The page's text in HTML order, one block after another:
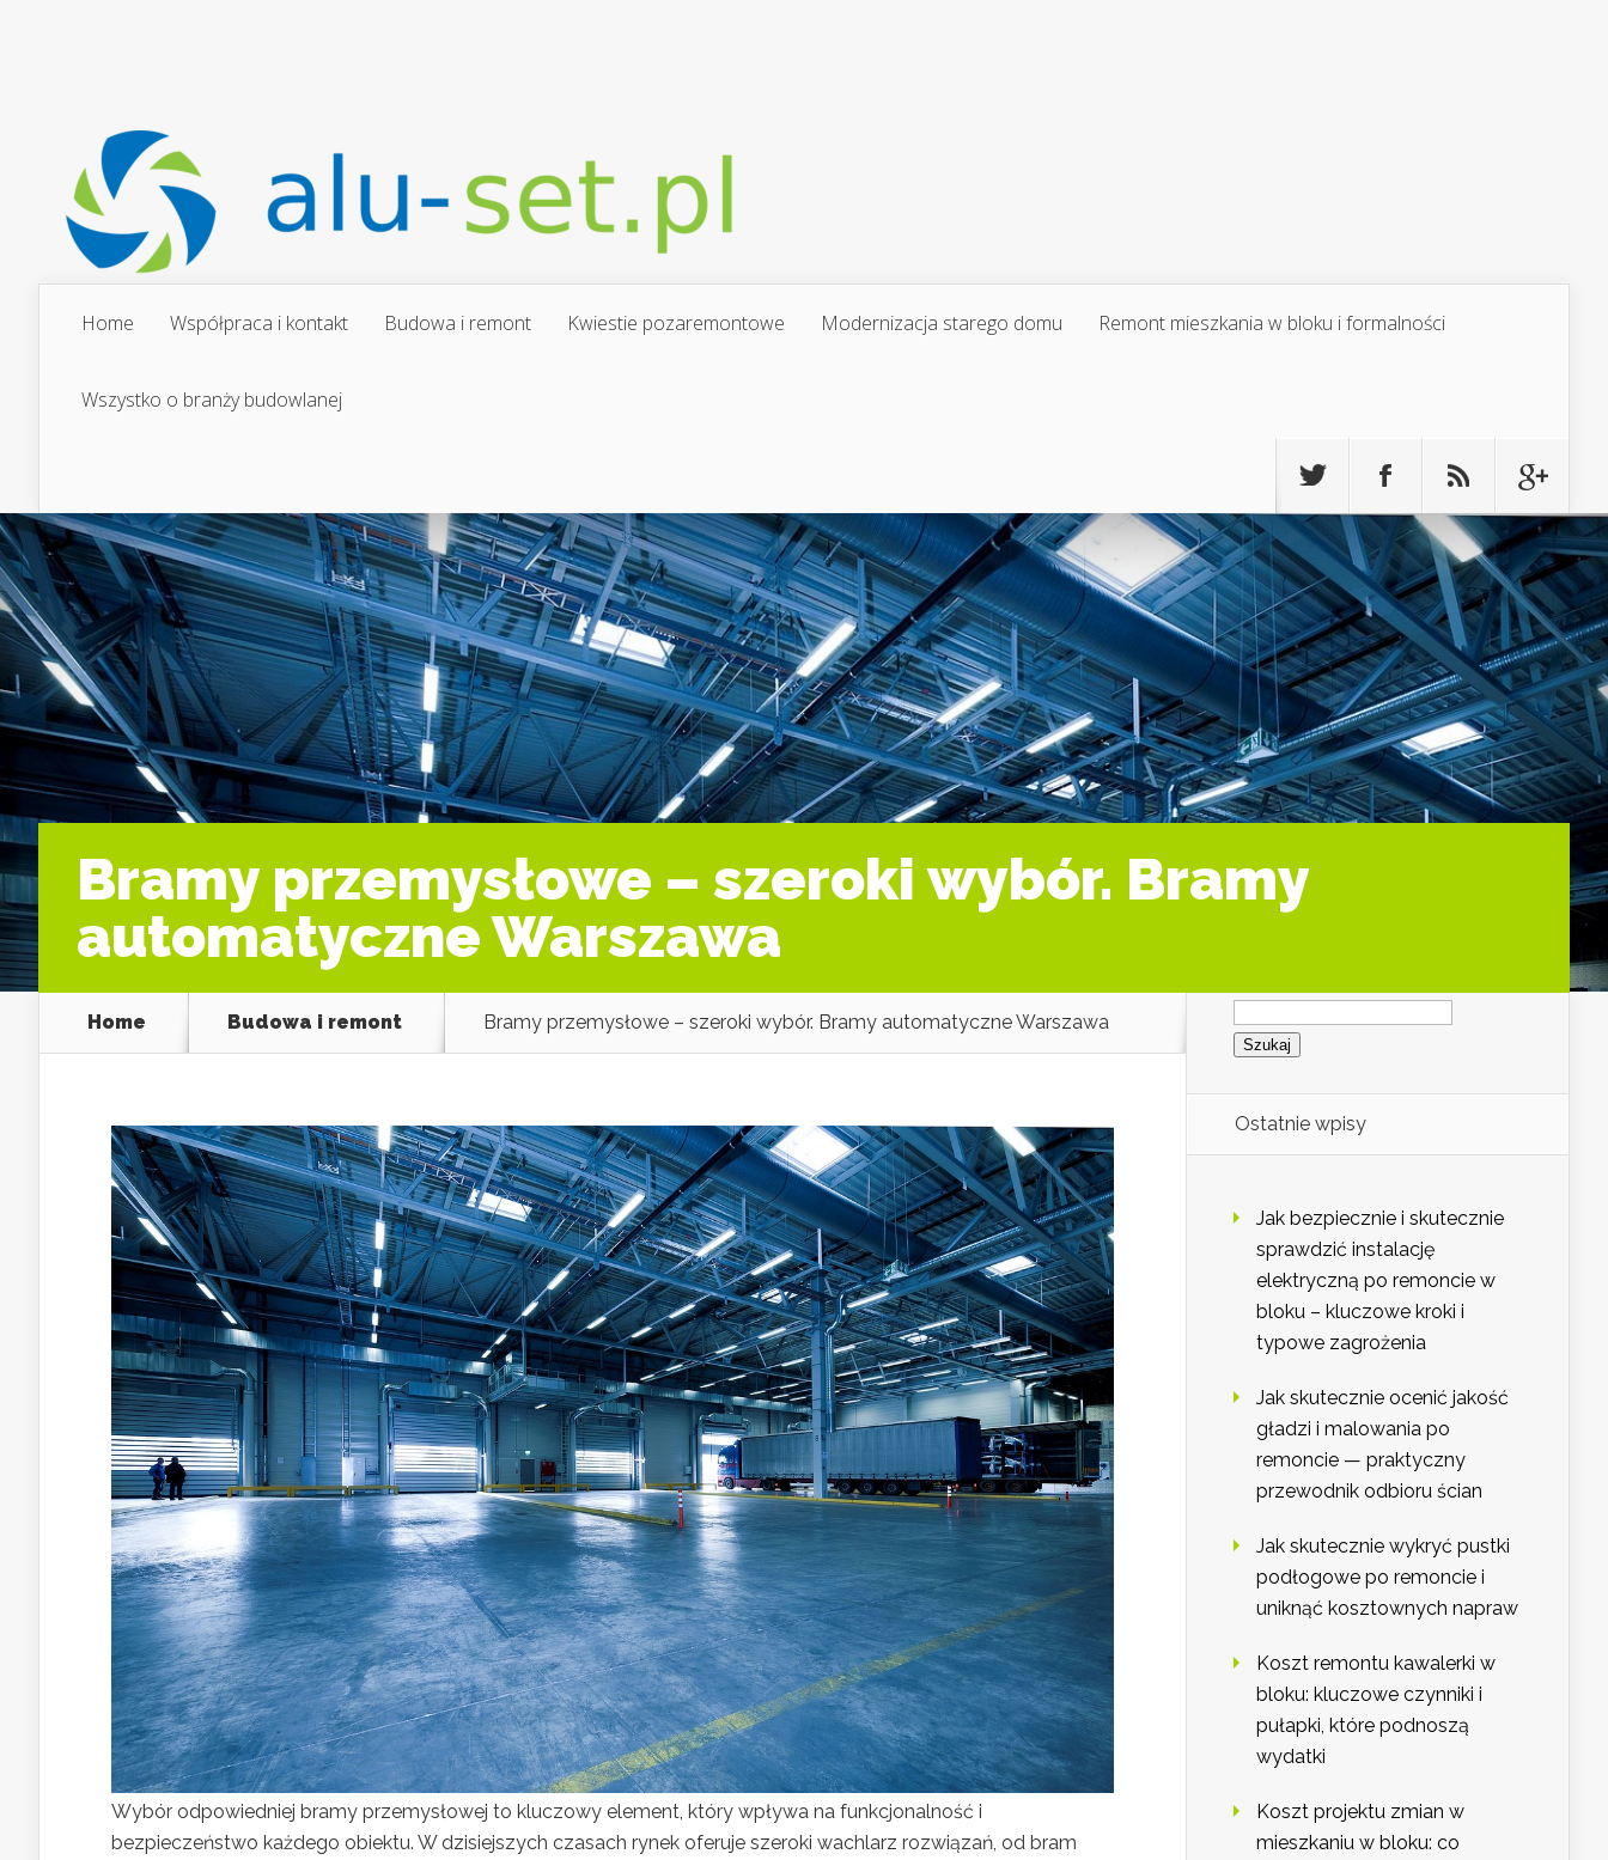
Home Współpraca i kontakt Budowa i remont Kwiestie pozaremontowe Modernizacja starego domu Remont mieszkania w bloku i formalności
Wszystko o branży budowlanej
Bramy przemysłowe – szeroki wybór. Bramy
automatyczne Warszawa
Home Budowa i remont Bramy przemysłowe – szeroki wybór. Bramy automatyczne Warszawa
Wybór odpowiedniej bramy przemysłowej to kluczowy element, który wpływa na funkcjonalność i
bezpieczeństwo każdego obiektu. W dzisiejszych czasach rynek oferuje szeroki wachlarz rozwiązań, od bram
Szukaj:
Ostatnie wpisy
Jak bezpiecznie i skutecznie
sprawdzić instalację
elektryczną po remoncie w
bloku – kluczowe kroki i
typowe zagrożenia
Jak skutecznie ocenić jakość
gładzi i malowania po
remoncie — praktyczny
przewodnik odbioru ścian
Jak skutecznie wykryć pustki
podłogowe po remoncie i
uniknąć kosztownych napraw
Koszt remontu kawalerki w
bloku: kluczowe czynniki i
pułapki, które podnoszą
wydatki
Koszt projektu zmian w
mieszkaniu w bloku: co